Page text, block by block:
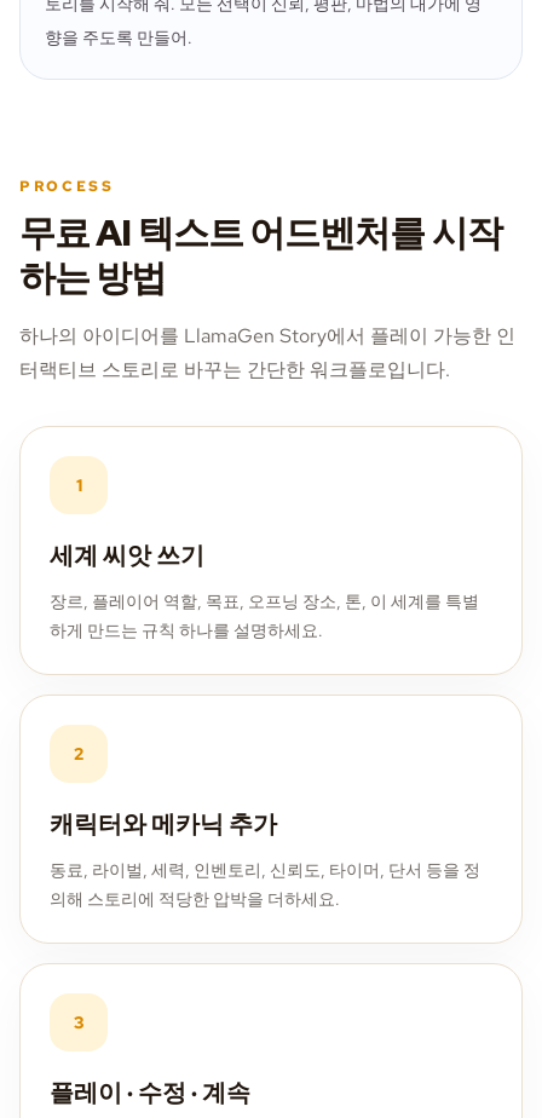
향을 주도록 만들어.
PROCESS
무료 AI 텍스트 어드벤처를 시작
하는 방법
하나의 아이디어를 LlamaGen Story에서 플레이 가능한 인
터랙티브 스토리로 바꾸는 간단한 워크플로입니다.
1
세계 씨앗 쓰기
장르, 플레이어 역할, 목표, 오프닝 장소, 톤, 이 세계를 특별
하게 만드는 규칙 하나를 설명하세요.
2
캐릭터와 메카닉 추가
동료, 라이벌, 세력, 인벤토리, 신뢰도, 타이머, 단서 등을 정
의해 스토리에 적당한 압박을 더하세요.
3
플레이 · 수정 · 계속